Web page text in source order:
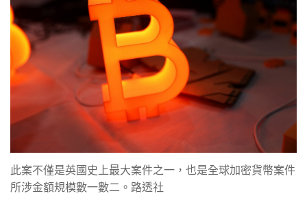
此案不僅是英國史上最大案件之一，也是全球加密貨幣案件
所涉金額規模數一數二。路透社